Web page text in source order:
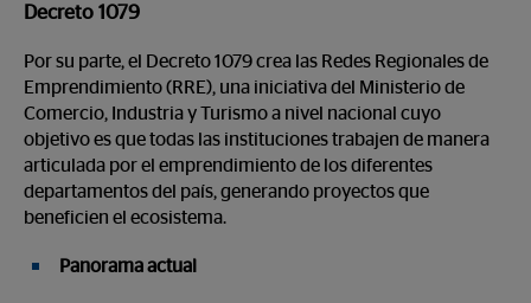
Decreto 1079
Por su parte, el Decreto 1079 crea las Redes Regionales de
Emprendimiento (RRE), una iniciativa del Ministerio de
Comercio, Industria y Turismo a nivel nacional cuyo
objetivo es que todas las instituciones trabajen de manera
articulada por el emprendimiento de los diferentes
departamentos del país, generando proyectos que
beneficien el ecosistema.
Panorama actual